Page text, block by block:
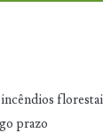
incêndios
prazo